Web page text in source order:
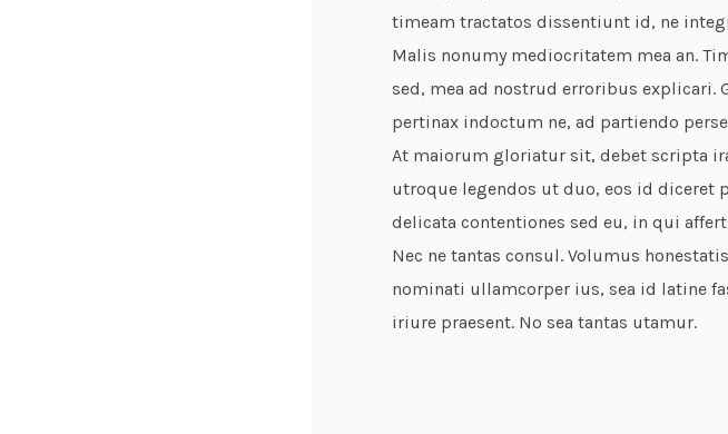
timeam tractatos dissentiunt id, ne
Malis nonumy mediocritatem mea an.
sed, mea ad nostrud erroribus explicari.
pertinax indoctum ne, ad partiendo
At maiorum gloriatur sit, debet scripta
utroque legendos ut duo, eos id diceret
delicata contentiones sed eu, in qui
Nec ne tantas consul. Volumus
nominati ullamcorper ius, sea id latine
iriure praesent. No sea tantas utamur.